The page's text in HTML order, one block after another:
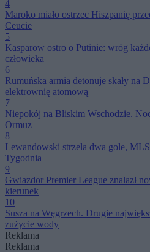
4
Maroko miało ostrzec Hiszpanię
Ceucie
5
Kasparow ostro o Putinie: wróg
człowieka
6
Rumuńska armia detonuje skały na
elektrownię atomową
7
Niepokój na Bliskim Wschodzie.
Ormuz
8
Lewandowski strzela dwa gole, MLS
Tygodnia
9
Gwiazdor Premier League znalazł
kierunek
10
Susza na Węgrzech. Drugie
zużycie wody
Reklama
Reklama